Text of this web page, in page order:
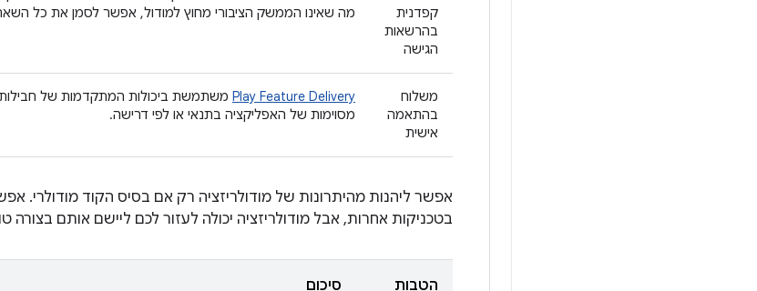
קפדנית
בהרשאות
הגישה
מה שאינו הממשק הציבורי מחוץ למודול, אפשר לסמן את כל
משלוח
בהתאמה
אישית
Play Feature Delivery משתמשת ביכולות המתקדמות של
מסוימות של האפליקציה בתנאי או לפי דרישה.
אפשר ליהנות מהיתרונות של מודולריזציה רק אם בסיס הקוד מודולרי.
בטכניקות אחרות, אבל מודולריזציה יכולה לעזור לכם ליישם אותם בצורה
הטבות סיכום